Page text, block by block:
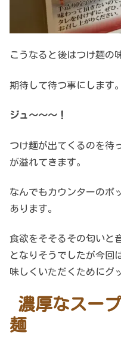
こうなると後はつけ麺の
期待して待つ事にします。
ジュ〜〜〜！
つけ麺が出てくるのを待
が溢れてきます。
なんでもカウンターのポ
あります。
食欲をそそるその匂いと
となりそうでしたが今回
味しくいただくためにグ
濃厚なスー
麺